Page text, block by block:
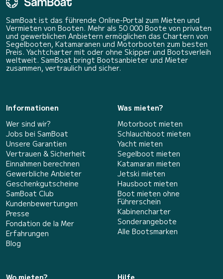
SamBoat ist das führende Online-Portal zum Mieten und
Vermieten von Booten. Mehr als 50 000 Boote von privaten
und gewerblichen Anbietern ermöglichen das Chartern von
Segelbooten, Katamaranen und Motorbooten zum besten
Preis. Yachtcharter mit oder ohne Skipper und Bootsverleih
weltweit. SamBoat bringt Bootsanbieter und Mieter
zusammen, vertraulich und sicher.
Informationen
Wer sind wir?
Jobs bei SamBoat
Unsere Garantien
Vertrauen & Sicherheit
Einnahmen berechnen
Gewerbliche Anbieter
Geschenkgutscheine
SamBoat Club
Kundenbewertungen
Presse
Fondation de la Mer
Erfahrungen
Blog
Was mieten?
Motorboot mieten
Schlauchboot mieten
Yacht mieten
Segelboot mieten
Katamaran mieten
Jetski mieten
Hausboot mieten
Boot mieten ohne
Führerschein
Kabinencharter
Sonderangebote
Alle Bootsmarken
Wo mieten?
Hilfe